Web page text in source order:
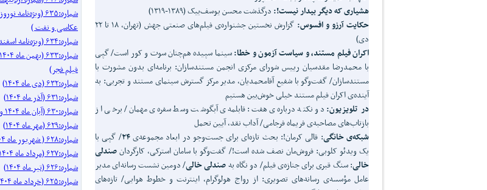
هشیاری که دیگر بیدار نیست!: درگذشت محسن یوسف‌بیک (۱۳۸۹-۱۳۱۹)
حکایت آرزو و افسوس:
گزارش نخستین جشنواره‌ی فیلم‌های صنعتی جهش (تهران، ۱۸ تا ۲۲
دی)
اکران فیلم مستند، و سیاست آزمون و خطا:سینما سپیده هم‌چنان سوت و کور است/ گپی
با محمدرضا مقدسیان رییس شورای مرکزی انجمن مستندسازان: برنامه‌ای بدون مشورت با
مستندسازان/ گفت‌وگو با شفیع آقامحمدیان، مدیر مرکز گسترش سینمای مستند و تجربی: به
آینده‌ی اکران فیلم مستند خیلی خوش‌بین هستیم
در تلویزیون: دو نکته درباره‌ی هفت: قابلمه‌ی آبگوشت وسط سفره‌ی مهمان/ برخی از
بازتاب‌های مصاحبه‌ی فریماه فرجامی/ آداب نقد، آیین تحمل
شبکه‌ی خانگی: قالی کرمان!: بحث تازه‌ای برای جست‌وجو در ابعاد مجموعه‌ی۲۴/ گپی با
یک ویدئو کلوبی: فروش‌مان نصف شده است!/ گفت‌وگو با سامان استرکی، کارگردانصندلی
خالی: سنگ قبری برای جنازه‌ی فیلم/ دو نگاه بهصندلی خالی/ دومین نشست رسانه‌ای مدیر
عامل مؤسسه‌ی رسانه‌های تصویری: از رواج هولوگرام، اینترنت و خطوط هوایی/ تازه‌های
عکاسی و نفت )
شماره:۶۳۴ (ویژه‌نامه اسفند ماه)
فیلم فجر)
شماره:۶۳۲ (دی ماه ۱۴۰۴)
شماره:۶۳۱ (آذر ماه ۱۴۰۴)
شماره:۶۳۰ (آبان ماه ۱۴۰۴ ویژه‌نامه فیلم‌کوتاه)
شماره:۶۲۹ (مهر ماه ۱۴۰۴)
شماره:۶۲۸ ( شهریور ماه ۱۴۰۴ ویژه‌نامه روز ملی سینما)
شماره:۶۲۷ (مرداد ماه ۱۴۰۴)
شماره:۶۲۶ (تیر ماه ۱۴۰۴)
شماره:۶۲۵ (خرداد ماه ۱۴۰۴)